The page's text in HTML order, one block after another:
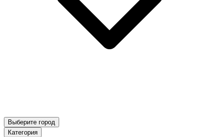
Выберите город
Категория